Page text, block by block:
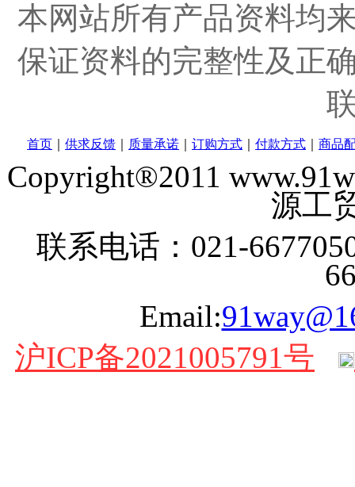
本网站所有产品资料均
保证资料的完整性及正
首页 供求反馈 质量承诺 订购方式 付款方式 商品
Copyright®2011
源工
联系电话：021-
Email:
沪ICP备2021005791号